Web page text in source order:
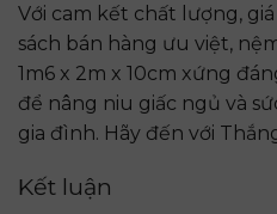
Với cam kết chất lượng,
sách bán hàng ưu việt,
1m6 x 2m x 10cm xứng
để nâng niu giấc ngủ và
gia đình. Hãy đến với
Kết luận